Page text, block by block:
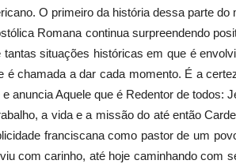
O primeiro da história dessa parte do
Romana continua surpreendendo
tantas situações históricas em que é
é chamada a dar cada momento. É a
anuncia Aquele que é Redentor de todos:
a vida e a missão do até então
franciscana como pastor de um
com carinho, até hoje caminhando com